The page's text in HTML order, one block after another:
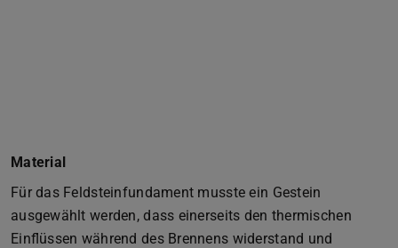
Material
Für das Feldsteinfundament musste ein Gestein
ausgewählt werden, dass einerseits den thermischen
Einflüssen während des Brennens widerstand und